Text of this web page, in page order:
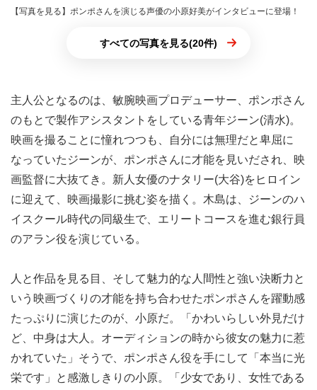
【写真を見る】ポンポさんを演じる声優の小原好美がインタビューに登場！
すべての写真を見る(20件)
主人公となるのは、敏腕映画プロデューサー、ポンポさん
のもとで製作アシスタントをしている青年ジーン(清水)。
映画を撮ることに憧れつつも、自分には無理だと卑屈に
なっていたジーンが、ポンポさんに才能を見いだされ、映
画監督に大抜てき。新人女優のナタリー(大谷)をヒロイン
に迎えて、映画撮影に挑む姿を描く。木島は、ジーンのハ
イスクール時代の同級生で、エリートコースを進む銀行員
のアラン役を演じている。
人と作品を見る目、そして魅力的な人間性と強い決断力と
いう映画づくりの才能を持ち合わせたポンポさんを躍動感
たっぷりに演じたのが、小原だ。「かわいらしい外見だけ
ど、中身は大人。オーディションの時から彼女の魅力に惹
かれていた」そうで、ポンポさん役を手にして「本当に光
栄です」と感激しきりの小原。「少女であり、女性である